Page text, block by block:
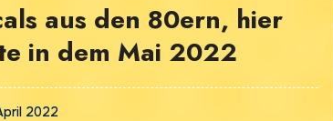
aus den 80ern, hier
in dem Mai 2022
2022